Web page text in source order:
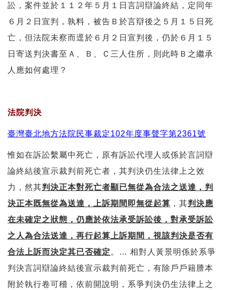
訟，案件並於１１２年５月１日言詞辯論終結，定同年
６月２日宣判，孰料，被告Ｂ於言辯後之５月１５日死
亡，但法院未察而逕於６月２日宣判後，仍於６月１５
日寄送判決書至Ａ、Ｂ、Ｃ三人住所，則此時Ｂ之繼承
人應如何處理？
法院判決
臺灣臺北地方法院民事裁定102年度事聲字第2361號
惟如在訴訟繫屬中死亡，原有訴訟代理人或係於言詞辯
論終結後宣示裁判前死亡者，其判決仍生法律上之效
力，然其判決正本對死亡者顯已無從為合法之送達，判
決正本既無從為送達，上訴期間即無從起算 ，其判決應
在未確定之狀態，仍應於依法承受訴訟後，對承受訴訟
之人為合法送達，再行起算上訴期間，視該判決是否有
合法上訴而決定其已否確定 。… 相對人黃景明係於系爭
判決言詞辯論終結後宣示裁判前死亡，有除戶戶籍謄本
附於執行卷可稽，依前開說明，系爭判決仍生法律上之